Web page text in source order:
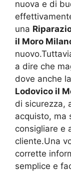
nuova e di
una
il Moro
a dire che
dove anche la
Lodovico il
di sicurezza,
acquisto, ma
consigliare e
cliente.Una
corrette
semplice e